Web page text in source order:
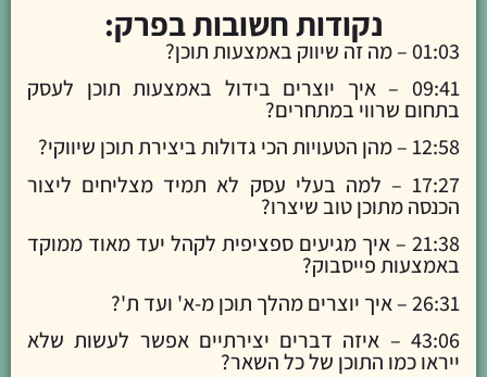
נקודות חשובות בפרק:
01:03 – מה זה שיווק באמצעות תוכן?
09:41 – איך יוצרים בידול באמצעות תוכן לעסק
בתחום שרווי במתחרים?
12:58 – מהן הטעויות הכי גדולות ביצירת תוכן שיווקי?
17:27 – למה בעלי עסק לא תמיד מצליחים ליצור
הכנסה מתוכן טוב שיצרו?
21:38 – איך מגיעים ספציפית לקהל יעד מאוד ממוקד
באמצעות פייסבוק?
26:31 – איך יוצרים מהלך תוכן מ-א' ועד ת'?
43:06 – איזה דברים יצירתיים אפשר לעשות שלא
ייראו כמו התוכן של כל השאר?